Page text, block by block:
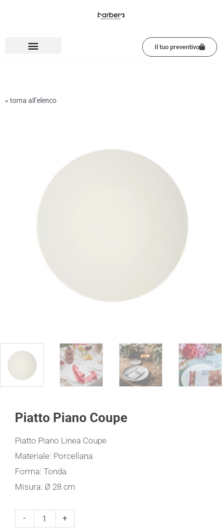
Il tuo preventivo
« torna all’elenco
Piatto Piano Coupe
Piatto Piano Linea Coupe
Materiale: Porcellana
Forma: Tonda
Misura: Ø 28 cm
-
Piatto
+